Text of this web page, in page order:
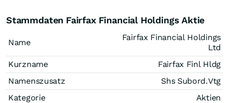
Stammdaten Fairfax Financial Holdings Aktie
Name
Fairfax Financial Holdings
Ltd
Kurzname
Fairfax Finl Hldg
Namenszusatz
Shs Subord.Vtg
Kategorie
Aktien